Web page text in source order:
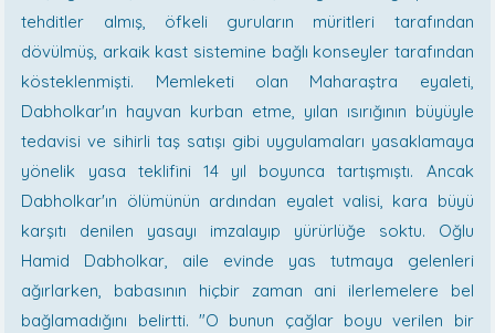
tehditler almış, öfkeli guruların müritleri tarafından
dövülmüş, arkaik kast sistemine bağlı konseyler tarafından
kösteklenmişti. Memleketi olan Maharaştra eyaleti,
Dabholkar'ın hayvan kurban etme, yılan ısırığının büyüyle
tedavisi ve sihirli taş satışı gibi uygulamaları yasaklamaya
yönelik yasa teklifini 14 yıl boyunca tartışmıştı. Ancak
Dabholkar'ın ölümünün ardından eyalet valisi, kara büyü
karşıtı denilen yasayı imzalayıp yürürlüğe soktu. Oğlu
Hamid Dabholkar, aile evinde yas tutmaya gelenleri
ağırlarken, babasının hiçbir zaman ani ilerlemelere bel
bağlamadığını belirtti. "O bunun çağlar boyu verilen bir